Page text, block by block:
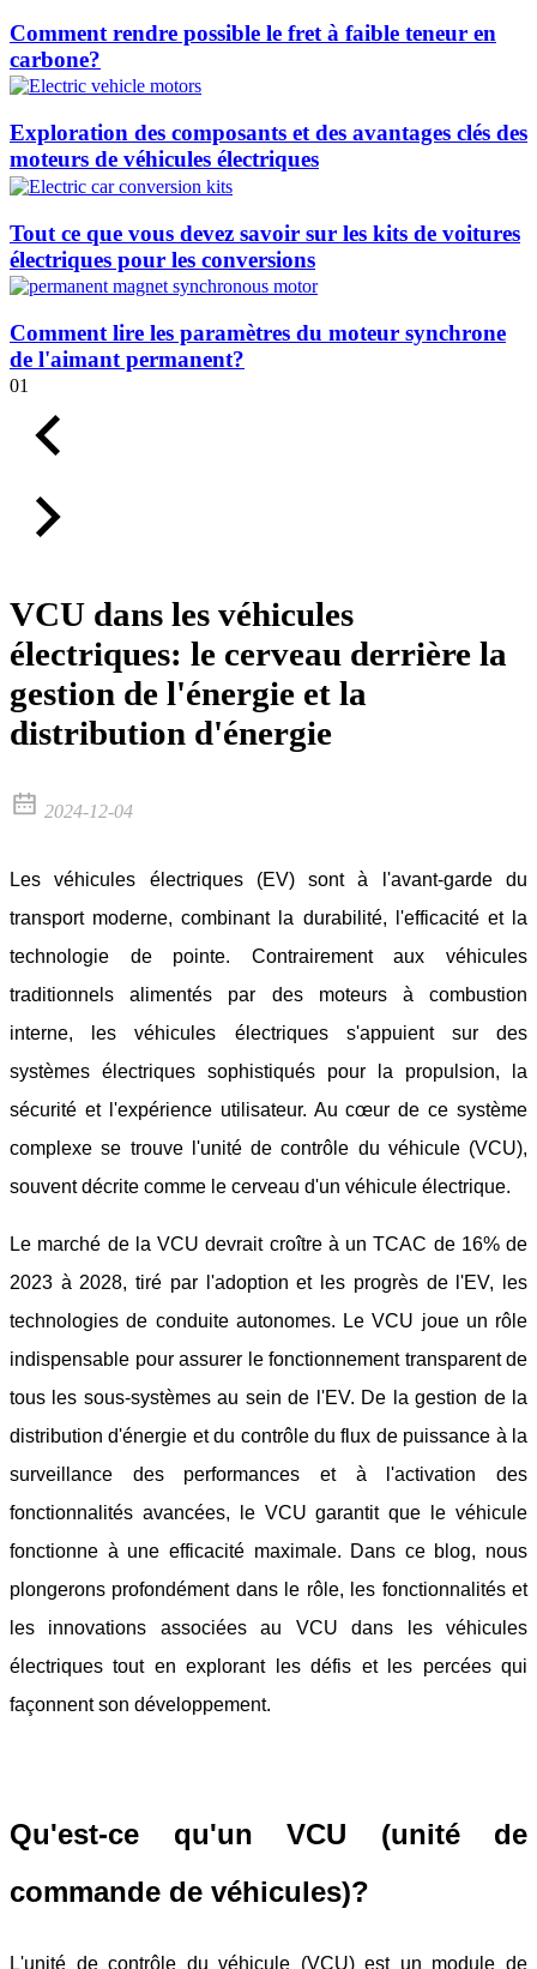
Comment rendre possible le fret à faible teneur en
carbone?
Exploration des composants et des avantages clés des
moteurs de véhicules électriques
Tout ce que vous devez savoir sur les kits de voitures
électriques pour les conversions
Comment lire les paramètres du moteur synchrone
de l'aimant permanent?
01
VCU dans les véhicules
électriques: le cerveau derrière la
gestion de l'énergie et la
distribution d'énergie
2024-12-04
Les véhicules électriques (EV) sont à l'avant-garde du
transport moderne, combinant la durabilité, l'efficacité et la
technologie de pointe. Contrairement aux véhicules
traditionnels alimentés par des moteurs à combustion
interne, les véhicules électriques s'appuient sur des
systèmes électriques sophistiqués pour la propulsion, la
sécurité et l'expérience utilisateur. Au cœur de ce système
complexe se trouve l'unité de contrôle du véhicule (VCU),
souvent décrite comme le cerveau d'un véhicule électrique.
Le marché de la VCU devrait croître à un TCAC de 16% de
2023 à 2028, tiré par l'adoption et les progrès de l'EV, les
technologies de conduite autonomes. Le VCU joue un rôle
indispensable pour assurer le fonctionnement transparent de
tous les sous-systèmes au sein de l'EV. De la gestion de la
distribution d'énergie et du contrôle du flux de puissance à la
surveillance des performances et à l'activation des
fonctionnalités avancées, le VCU garantit que le véhicule
fonctionne à une efficacité maximale. Dans ce blog, nous
plongerons profondément dans le rôle, les fonctionnalités et
les innovations associées au VCU dans les véhicules
électriques tout en explorant les défis et les percées qui
façonnent son développement.
Qu'est-ce qu'un VCU (unité de
commande de véhicules)?
L'unité de contrôle du véhicule (VCU) est un module de